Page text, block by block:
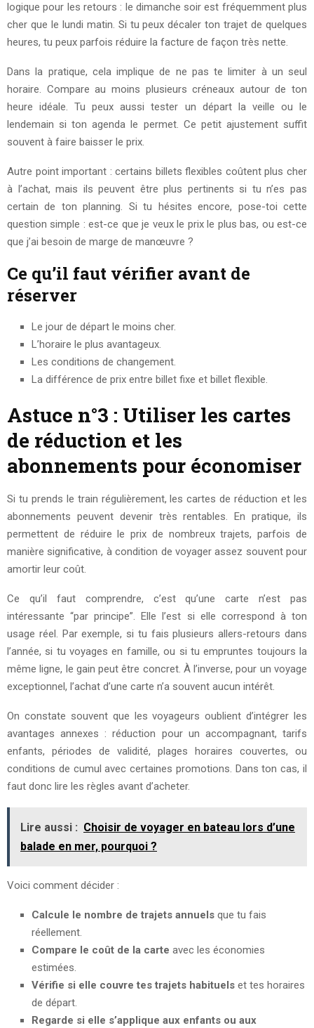
logique pour les retours : le dimanche soir est fréquemment plus
cher que le lundi matin. Si tu peux décaler ton trajet de quelques
heures, tu peux parfois réduire la facture de façon très nette.
Dans la pratique, cela implique de ne pas te limiter à un seul
horaire. Compare au moins plusieurs créneaux autour de ton
heure idéale. Tu peux aussi tester un départ la veille ou le
lendemain si ton agenda le permet. Ce petit ajustement suffit
souvent à faire baisser le prix.
Autre point important : certains billets flexibles coûtent plus cher
à l’achat, mais ils peuvent être plus pertinents si tu n’es pas
certain de ton planning. Si tu hésites encore, pose-toi cette
question simple : est-ce que je veux le prix le plus bas, ou est-ce
que j’ai besoin de marge de manœuvre ?
Ce qu’il faut vérifier avant de
réserver
Le jour de départ le moins cher.
L’horaire le plus avantageux.
Les conditions de changement.
La différence de prix entre billet fixe et billet flexible.
Astuce n°3 : Utiliser les cartes
de réduction et les
abonnements pour économiser
Si tu prends le train régulièrement, les cartes de réduction et les
abonnements peuvent devenir très rentables. En pratique, ils
permettent de réduire le prix de nombreux trajets, parfois de
manière significative, à condition de voyager assez souvent pour
amortir leur coût.
Ce qu’il faut comprendre, c’est qu’une carte n’est pas
intéressante “par principe”. Elle l’est si elle correspond à ton
usage réel. Par exemple, si tu fais plusieurs allers-retours dans
l’année, si tu voyages en famille, ou si tu empruntes toujours la
même ligne, le gain peut être concret. À l’inverse, pour un voyage
exceptionnel, l’achat d’une carte n’a souvent aucun intérêt.
On constate souvent que les voyageurs oublient d’intégrer les
avantages annexes : réduction pour un accompagnant, tarifs
enfants, périodes de validité, plages horaires couvertes, ou
conditions de cumul avec certaines promotions. Dans ton cas, il
faut donc lire les règles avant d’acheter.
Lire aussi : Choisir de voyager en bateau lors d’une
balade en mer, pourquoi ?
Voici comment décider :
Calcule le nombre de trajets annuels que tu fais
réellement.
Compare le coût de la carte avec les économies
estimées.
Vérifie si elle couvre tes trajets habituels et tes horaires
de départ.
Regarde si elle s’applique aux enfants ou aux